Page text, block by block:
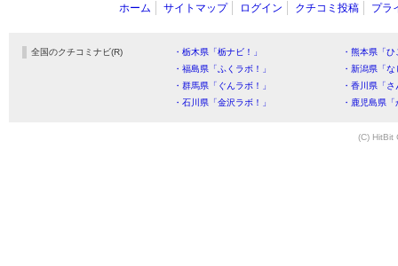
ホーム サイトマップ ログイン クチコミ投稿 プラ
全国のクチコミナビ(R) ・栃木県「栃ナビ！」
・熊本県「
・福島県「ふくラボ！」
・新潟県「
・群馬県「ぐんラボ！」
・香川県「
・石川県「金沢ラボ！」
・鹿児島県
(C) HitBit